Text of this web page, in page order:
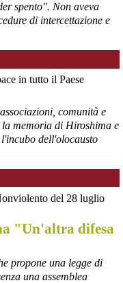
spento". Non aveva
di intercettazione e
in tutto il Paese
comunità e
memoria di Hiroshima e
dell'olocausto
del 28 luglio
"Un'altra difesa
propone una legge di
una assemblea